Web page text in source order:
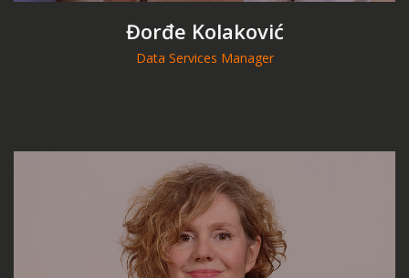
Đorđe Kolaković
Data Services Manager